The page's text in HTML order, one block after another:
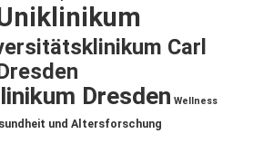
Carl
Dresden Wellness
und Altersforschung